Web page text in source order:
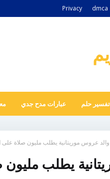
dmca
Privacy
تفسير حلم عبارات مدح جدي
والد عروس موريتانية يطلب مليون صلاة على
يطلب مليون